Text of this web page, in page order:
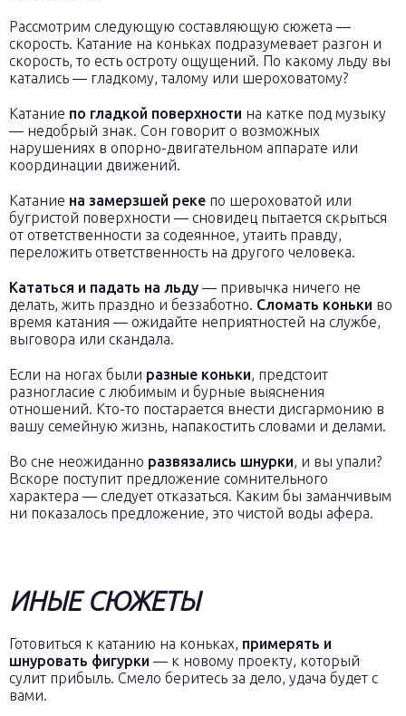
Рассмотрим следующую составляющую сюжета —
скорость. Катание на коньках подразумевает разгон и
скорость, то есть остроту ощущений. По какому льду вы
катались — гладкому, талому или шероховатому?
Катание по гладкой поверхности на катке под музыку
— недобрый знак. Сон говорит о возможных
нарушениях в опорно-двигательном аппарате или
координации движений.
Катание на замерзшей реке по шероховатой или
бугристой поверхности — сновидец пытается скрыться
от ответственности за содеянное, утаить правду,
переложить ответственность на другого человека.
Кататься и падать на льду — привычка ничего не
делать, жить праздно и беззаботно. Сломать коньки во
время катания — ожидайте неприятностей на службе,
выговора или скандала.
Если на ногах были разные коньки, предстоит
разногласие с любимым и бурные выяснения
отношений. Кто-то постарается внести дисгармонию в
вашу семейную жизнь, напакостить словами и делами.
Во сне неожиданно развязались шнурки, и вы упали?
Вскоре поступит предложение сомнительного
характера — следует отказаться. Каким бы заманчивым
ни показалось предложение, это чистой воды афера.
ИНЫЕ СЮЖЕТЫ
Готовиться к катанию на коньках, примерять и
шнуровать фигурки — к новому проекту, который
сулит прибыль. Смело беритесь за дело, удача будет с
вами.